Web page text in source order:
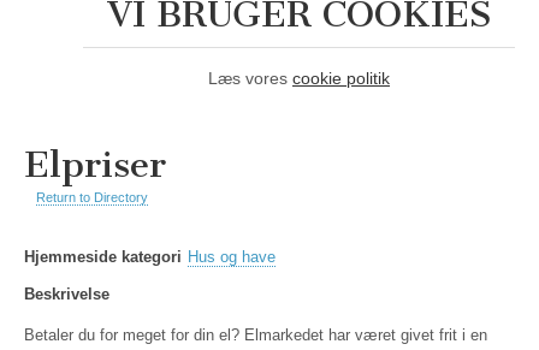
VI BRUGER COOKIES
Læs vores cookie politik
Elpriser
Return to Directory
Hjemmeside kategori Hus og have
Beskrivelse
Betaler du for meget for din el? Elmarkedet har været givet frit i en